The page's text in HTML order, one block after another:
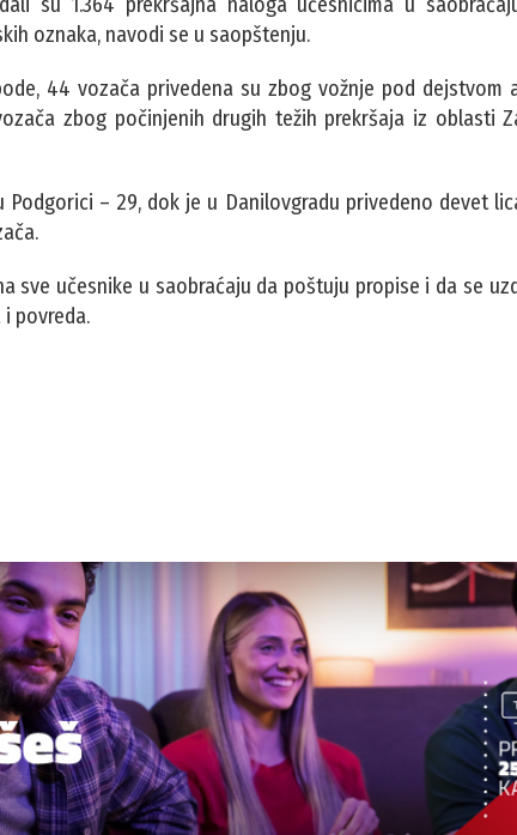
oznaka, navodi se u saopštenju.
44 vozača privedena su zbog vožnje pod dejstvom
zbog počinjenih drugih težih prekršaja iz oblasti
Podgorici – 29, dok je u Danilovgradu privedeno devet
sve učesnike u saobraćaju da poštuju propise i da se
povreda.